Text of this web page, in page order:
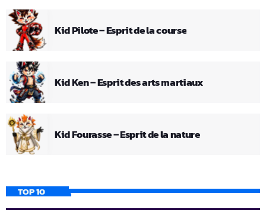
Kid Pilote – Esprit de la course
Kid Ken – Esprit des arts martiaux
Kid Fourasse – Esprit de la nature
TOP 10